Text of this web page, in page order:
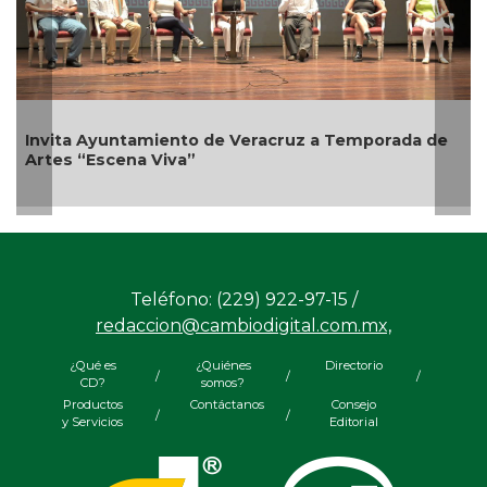
de Veracruz a Temporada de
Viva”
Bicentenario
redaccion@cambiodigital.com.mx,
¿Qué es
CD?
/
¿Quiénes
/
Directorio
Editorial